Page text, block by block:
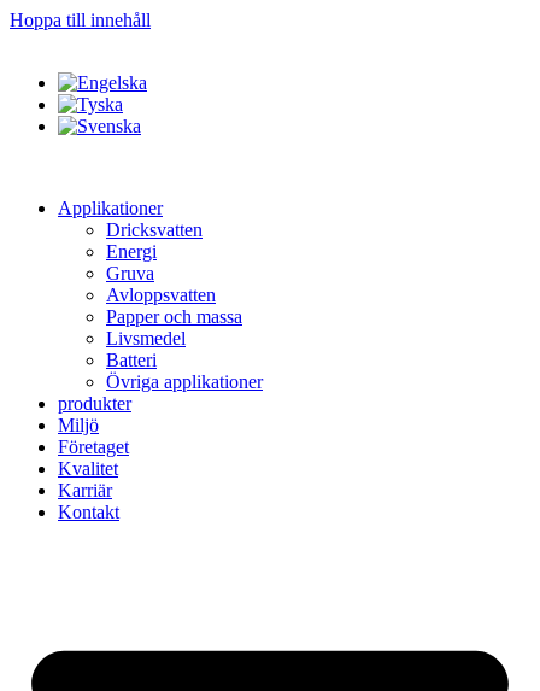
Hoppa till innehåll
Applikationer
Dricksvatten
Energi
Gruva
Avloppsvatten
Papper och massa
Livsmedel
Batteri
Övriga applikationer
produkter
Miljö
Företaget
Kvalitet
Karriär
Kontakt